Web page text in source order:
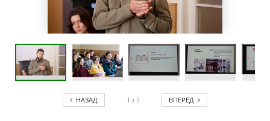
НАЗАД 1 з 5 ВПЕРЕД